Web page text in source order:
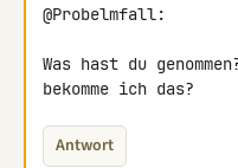
@Probelmfall:
Was hast du
bekomme ich das?
Antwort